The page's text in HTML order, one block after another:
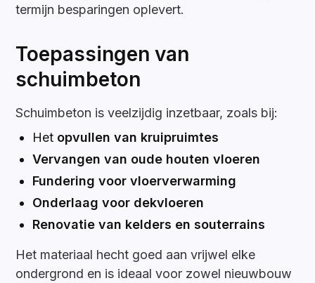
termijn besparingen oplevert.
Toepassingen van
schuimbeton
Schuimbeton is veelzijdig inzetbaar, zoals bij:
Het opvullen van kruipruimtes
Vervangen van oude houten vloeren
Fundering voor vloerverwarming
Onderlaag voor dekvloeren
Renovatie van kelders en souterrains
Het materiaal hecht goed aan vrijwel elke
ondergrond en is ideaal voor zowel nieuwbouw